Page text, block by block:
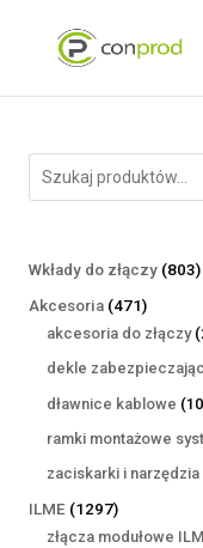
Wkłady do złączy 803
Akcesoria 471471
akcesoria do złączy
dekle
dławnice kablowe
ramki montażowe
zaciskarki i
ILME 12971297
produktów
złącza modułowe